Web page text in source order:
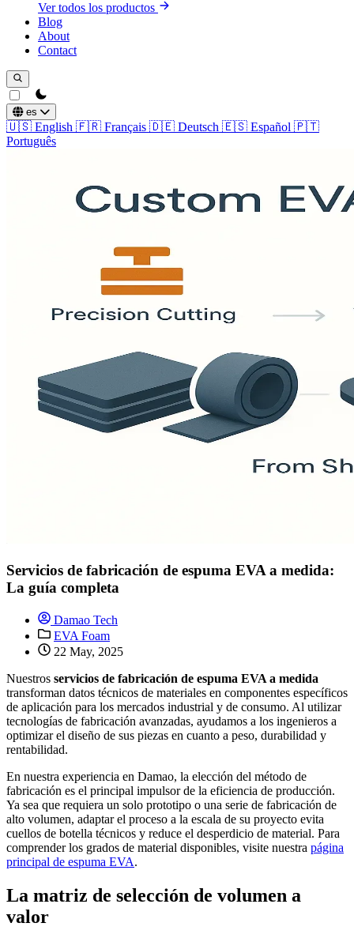
Ver todos los productos
Blog
About
Contact
theme switcher
es
🇺🇸 English 🇫🇷 Français 🇩🇪 Deutsch 🇪🇸 Español 🇵🇹
Português
Servicios de fabricación de espuma EVA a medida:
La guía completa
Damao Tech
EVA Foam
22 May, 2025
Nuestros servicios de fabricación de espuma EVA a medida
transforman datos técnicos de materiales en componentes específicos
de aplicación para los mercados industrial y de consumo. Al utilizar
tecnologías de fabricación avanzadas, ayudamos a los ingenieros a
optimizar el diseño de sus piezas en cuanto a peso, durabilidad y
rentabilidad.
En nuestra experiencia en Damao, la elección del método de
fabricación es el principal impulsor de la eficiencia de producción.
Ya sea que requiera un solo prototipo o una serie de fabricación de
alto volumen, adaptar el proceso a la escala de su proyecto evita
cuellos de botella técnicos y reduce el desperdicio de material. Para
comprender los grados de material disponibles, visite nuestra página
principal de espuma EVA.
La matriz de selección de volumen a
valor